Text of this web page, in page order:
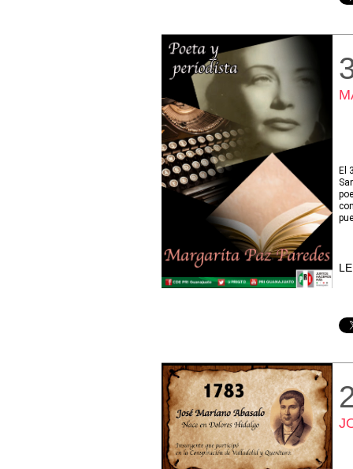
El